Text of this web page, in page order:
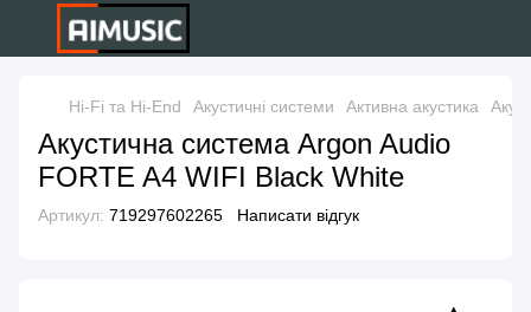
Hi-Fi та Hi-End Акустичні системи Активна акустика
Акустична система Argon Audio
FORTE A4 WIFI Black White
Артикул: 719297602265 Написати відгук